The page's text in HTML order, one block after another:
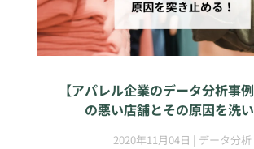
【アパレル企業のデータ分析事
の悪い店舗とその原因を洗
2020年11月04日 | データ分析